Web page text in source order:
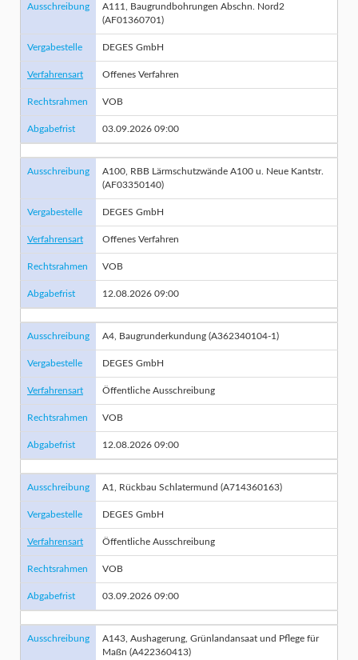
Ausschreibung
A111, Baugrundbohrungen Abschn. Nord2
(AF01360701)
Vergabestelle DEGES GmbH
Verfahrensart Offenes Verfahren
Rechtsrahmen VOB
Abgabefrist 03.09.2026 09:00
Ausschreibung
A100, RBB Lärmschutzwände A100 u. Neue Kantstr.
(AF03350140)
Vergabestelle DEGES GmbH
Verfahrensart Offenes Verfahren
Rechtsrahmen VOB
Abgabefrist 12.08.2026 09:00
Ausschreibung A4, Baugrunderkundung (A362340104-1)
Vergabestelle DEGES GmbH
Verfahrensart Öffentliche Ausschreibung
Rechtsrahmen VOB
Abgabefrist 12.08.2026 09:00
Ausschreibung A1, Rückbau Schlatermund (A714360163)
Vergabestelle DEGES GmbH
Verfahrensart Öffentliche Ausschreibung
Rechtsrahmen VOB
Abgabefrist 03.09.2026 09:00
Ausschreibung
A143, Aushagerung, Grünlandansaat und Pflege für
Maßn (A422360413)